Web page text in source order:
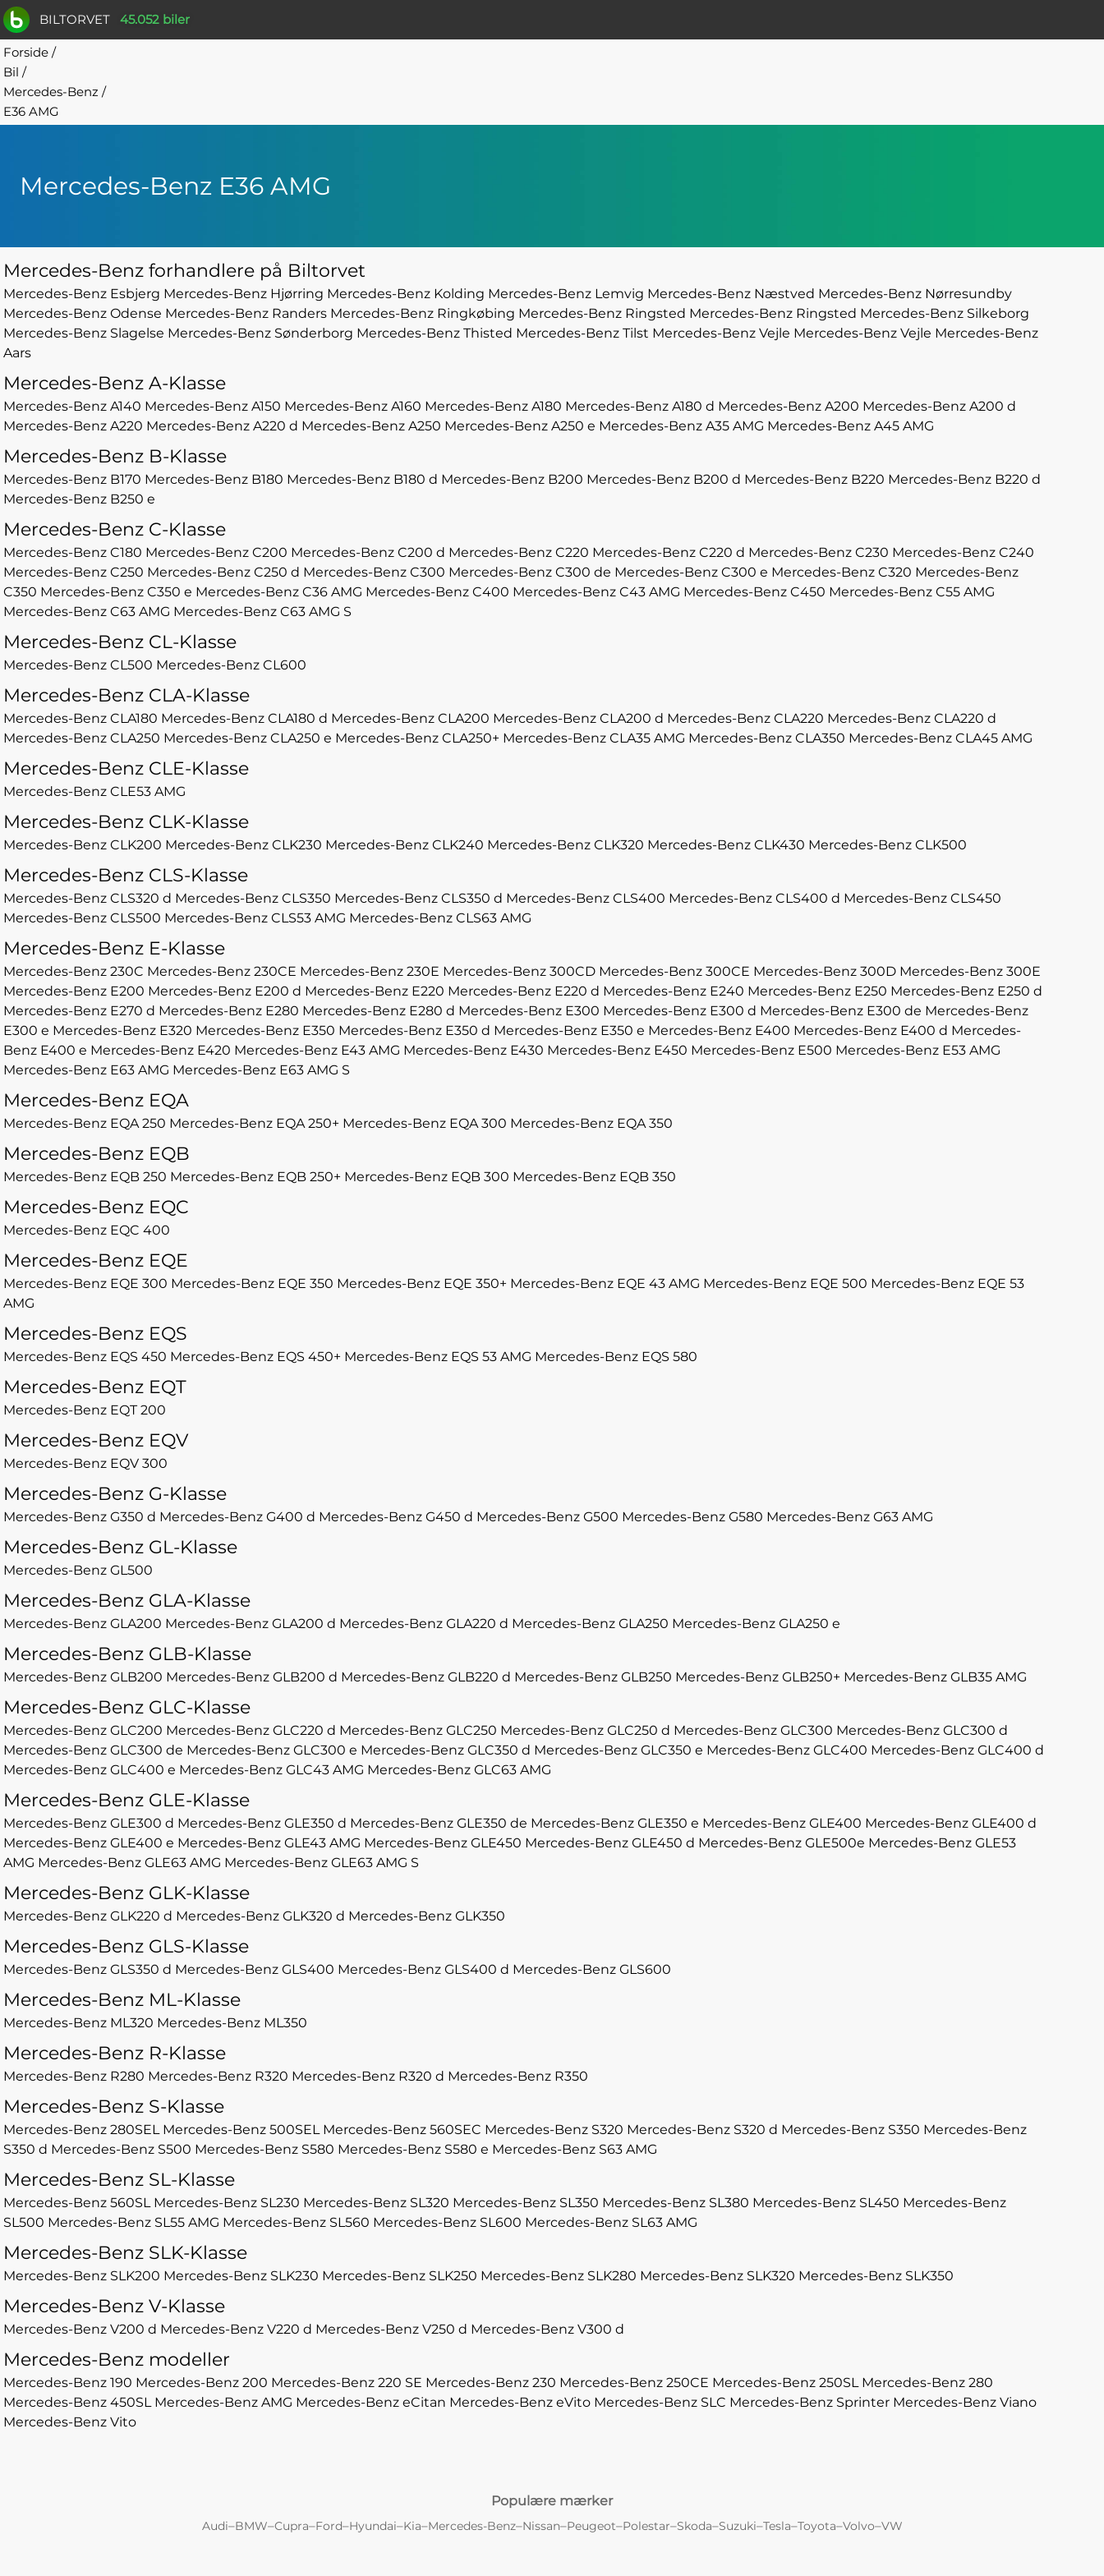
BILTORVET 45.052 biler
Forside /
Bil /
Mercedes-Benz /
E36 AMG
Mercedes-Benz E36 AMG
Mercedes-Benz forhandlere på Biltorvet
Mercedes-Benz Esbjerg Mercedes-Benz Hjørring Mercedes-Benz Kolding Mercedes-Benz Lemvig Mercedes-Benz Næstved Mercedes-Benz Nørresundby
Mercedes-Benz Odense Mercedes-Benz Randers Mercedes-Benz Ringkøbing Mercedes-Benz Ringsted Mercedes-Benz Ringsted Mercedes-Benz Silkeborg
Mercedes-Benz Slagelse Mercedes-Benz Sønderborg Mercedes-Benz Thisted Mercedes-Benz Tilst Mercedes-Benz Vejle Mercedes-Benz Vejle Mercedes-Benz
Aars
Mercedes-Benz A-Klasse
Mercedes-Benz A140 Mercedes-Benz A150 Mercedes-Benz A160 Mercedes-Benz A180 Mercedes-Benz A180 d Mercedes-Benz A200 Mercedes-Benz A200 d
Mercedes-Benz A220 Mercedes-Benz A220 d Mercedes-Benz A250 Mercedes-Benz A250 e Mercedes-Benz A35 AMG Mercedes-Benz A45 AMG
Mercedes-Benz B-Klasse
Mercedes-Benz B170 Mercedes-Benz B180 Mercedes-Benz B180 d Mercedes-Benz B200 Mercedes-Benz B200 d Mercedes-Benz B220 Mercedes-Benz B220 d
Mercedes-Benz B250 e
Mercedes-Benz C-Klasse
Mercedes-Benz C180 Mercedes-Benz C200 Mercedes-Benz C200 d Mercedes-Benz C220 Mercedes-Benz C220 d Mercedes-Benz C230 Mercedes-Benz C240
Mercedes-Benz C250 Mercedes-Benz C250 d Mercedes-Benz C300 Mercedes-Benz C300 de Mercedes-Benz C300 e Mercedes-Benz C320 Mercedes-Benz
C350 Mercedes-Benz C350 e Mercedes-Benz C36 AMG Mercedes-Benz C400 Mercedes-Benz C43 AMG Mercedes-Benz C450 Mercedes-Benz C55 AMG
Mercedes-Benz C63 AMG Mercedes-Benz C63 AMG S
Mercedes-Benz CL-Klasse
Mercedes-Benz CL500 Mercedes-Benz CL600
Mercedes-Benz CLA-Klasse
Mercedes-Benz CLA180 Mercedes-Benz CLA180 d Mercedes-Benz CLA200 Mercedes-Benz CLA200 d Mercedes-Benz CLA220 Mercedes-Benz CLA220 d
Mercedes-Benz CLA250 Mercedes-Benz CLA250 e Mercedes-Benz CLA250+ Mercedes-Benz CLA35 AMG Mercedes-Benz CLA350 Mercedes-Benz CLA45 AMG
Mercedes-Benz CLE-Klasse
Mercedes-Benz CLE53 AMG
Mercedes-Benz CLK-Klasse
Mercedes-Benz CLK200 Mercedes-Benz CLK230 Mercedes-Benz CLK240 Mercedes-Benz CLK320 Mercedes-Benz CLK430 Mercedes-Benz CLK500
Mercedes-Benz CLS-Klasse
Mercedes-Benz CLS320 d Mercedes-Benz CLS350 Mercedes-Benz CLS350 d Mercedes-Benz CLS400 Mercedes-Benz CLS400 d Mercedes-Benz CLS450
Mercedes-Benz CLS500 Mercedes-Benz CLS53 AMG Mercedes-Benz CLS63 AMG
Mercedes-Benz E-Klasse
Mercedes-Benz 230C Mercedes-Benz 230CE Mercedes-Benz 230E Mercedes-Benz 300CD Mercedes-Benz 300CE Mercedes-Benz 300D Mercedes-Benz 300E
Mercedes-Benz E200 Mercedes-Benz E200 d Mercedes-Benz E220 Mercedes-Benz E220 d Mercedes-Benz E240 Mercedes-Benz E250 Mercedes-Benz E250 d
Mercedes-Benz E270 d Mercedes-Benz E280 Mercedes-Benz E280 d Mercedes-Benz E300 Mercedes-Benz E300 d Mercedes-Benz E300 de Mercedes-Benz
E300 e Mercedes-Benz E320 Mercedes-Benz E350 Mercedes-Benz E350 d Mercedes-Benz E350 e Mercedes-Benz E400 Mercedes-Benz E400 d Mercedes-
Benz E400 e Mercedes-Benz E420 Mercedes-Benz E43 AMG Mercedes-Benz E430 Mercedes-Benz E450 Mercedes-Benz E500 Mercedes-Benz E53 AMG
Mercedes-Benz E63 AMG Mercedes-Benz E63 AMG S
Mercedes-Benz EQA
Mercedes-Benz EQA 250 Mercedes-Benz EQA 250+ Mercedes-Benz EQA 300 Mercedes-Benz EQA 350
Mercedes-Benz EQB
Mercedes-Benz EQB 250 Mercedes-Benz EQB 250+ Mercedes-Benz EQB 300 Mercedes-Benz EQB 350
Mercedes-Benz EQC
Mercedes-Benz EQC 400
Mercedes-Benz EQE
Mercedes-Benz EQE 300 Mercedes-Benz EQE 350 Mercedes-Benz EQE 350+ Mercedes-Benz EQE 43 AMG Mercedes-Benz EQE 500 Mercedes-Benz EQE 53
AMG
Mercedes-Benz EQS
Mercedes-Benz EQS 450 Mercedes-Benz EQS 450+ Mercedes-Benz EQS 53 AMG Mercedes-Benz EQS 580
Mercedes-Benz EQT
Mercedes-Benz EQT 200
Mercedes-Benz EQV
Mercedes-Benz EQV 300
Mercedes-Benz G-Klasse
Mercedes-Benz G350 d Mercedes-Benz G400 d Mercedes-Benz G450 d Mercedes-Benz G500 Mercedes-Benz G580 Mercedes-Benz G63 AMG
Mercedes-Benz GL-Klasse
Mercedes-Benz GL500
Mercedes-Benz GLA-Klasse
Mercedes-Benz GLA200 Mercedes-Benz GLA200 d Mercedes-Benz GLA220 d Mercedes-Benz GLA250 Mercedes-Benz GLA250 e
Mercedes-Benz GLB-Klasse
Mercedes-Benz GLB200 Mercedes-Benz GLB200 d Mercedes-Benz GLB220 d Mercedes-Benz GLB250 Mercedes-Benz GLB250+ Mercedes-Benz GLB35 AMG
Mercedes-Benz GLC-Klasse
Mercedes-Benz GLC200 Mercedes-Benz GLC220 d Mercedes-Benz GLC250 Mercedes-Benz GLC250 d Mercedes-Benz GLC300 Mercedes-Benz GLC300 d
Mercedes-Benz GLC300 de Mercedes-Benz GLC300 e Mercedes-Benz GLC350 d Mercedes-Benz GLC350 e Mercedes-Benz GLC400 Mercedes-Benz GLC400 d
Mercedes-Benz GLC400 e Mercedes-Benz GLC43 AMG Mercedes-Benz GLC63 AMG
Mercedes-Benz GLE-Klasse
Mercedes-Benz GLE300 d Mercedes-Benz GLE350 d Mercedes-Benz GLE350 de Mercedes-Benz GLE350 e Mercedes-Benz GLE400 Mercedes-Benz GLE400 d
Mercedes-Benz GLE400 e Mercedes-Benz GLE43 AMG Mercedes-Benz GLE450 Mercedes-Benz GLE450 d Mercedes-Benz GLE500e Mercedes-Benz GLE53
AMG Mercedes-Benz GLE63 AMG Mercedes-Benz GLE63 AMG S
Mercedes-Benz GLK-Klasse
Mercedes-Benz GLK220 d Mercedes-Benz GLK320 d Mercedes-Benz GLK350
Mercedes-Benz GLS-Klasse
Mercedes-Benz GLS350 d Mercedes-Benz GLS400 Mercedes-Benz GLS400 d Mercedes-Benz GLS600
Mercedes-Benz ML-Klasse
Mercedes-Benz ML320 Mercedes-Benz ML350
Mercedes-Benz R-Klasse
Mercedes-Benz R280 Mercedes-Benz R320 Mercedes-Benz R320 d Mercedes-Benz R350
Mercedes-Benz S-Klasse
Mercedes-Benz 280SEL Mercedes-Benz 500SEL Mercedes-Benz 560SEC Mercedes-Benz S320 Mercedes-Benz S320 d Mercedes-Benz S350 Mercedes-Benz
S350 d Mercedes-Benz S500 Mercedes-Benz S580 Mercedes-Benz S580 e Mercedes-Benz S63 AMG
Mercedes-Benz SL-Klasse
Mercedes-Benz 560SL Mercedes-Benz SL230 Mercedes-Benz SL320 Mercedes-Benz SL350 Mercedes-Benz SL380 Mercedes-Benz SL450 Mercedes-Benz
SL500 Mercedes-Benz SL55 AMG Mercedes-Benz SL560 Mercedes-Benz SL600 Mercedes-Benz SL63 AMG
Mercedes-Benz SLK-Klasse
Mercedes-Benz SLK200 Mercedes-Benz SLK230 Mercedes-Benz SLK250 Mercedes-Benz SLK280 Mercedes-Benz SLK320 Mercedes-Benz SLK350
Mercedes-Benz V-Klasse
Mercedes-Benz V200 d Mercedes-Benz V220 d Mercedes-Benz V250 d Mercedes-Benz V300 d
Mercedes-Benz modeller
Mercedes-Benz 190 Mercedes-Benz 200 Mercedes-Benz 220 SE Mercedes-Benz 230 Mercedes-Benz 250CE Mercedes-Benz 250SL Mercedes-Benz 280
Mercedes-Benz 450SL Mercedes-Benz AMG Mercedes-Benz eCitan Mercedes-Benz eVito Mercedes-Benz SLC Mercedes-Benz Sprinter Mercedes-Benz Viano
Mercedes-Benz Vito
Populære mærker
Audi–BMW–Cupra–Ford–Hyundai–Kia–Mercedes-Benz–Nissan–Peugeot–Polestar–Skoda–Suzuki–Tesla–Toyota–Volvo–VW